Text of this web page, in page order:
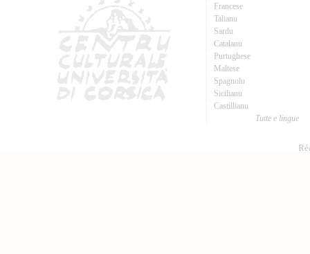
Francese
Talianu
Sardu
Catalanu
Purtughese
Maltese
Spagnolu
Sicilianu
Castillianu
Tutte e lingue